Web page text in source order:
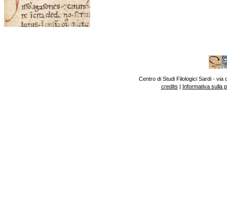
Centro di Studi Filologici Sardi - via
credits | Informativa sulla